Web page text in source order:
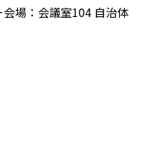
場：会議室104 自治体